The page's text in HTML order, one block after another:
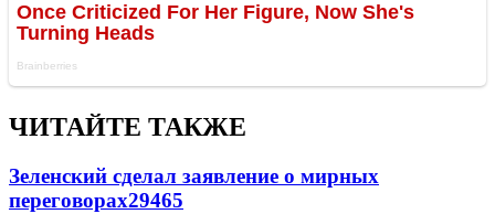
ЧИТАЙТЕ ТАКЖЕ
Зеленский сделал заявление о мирных
переговорах29465